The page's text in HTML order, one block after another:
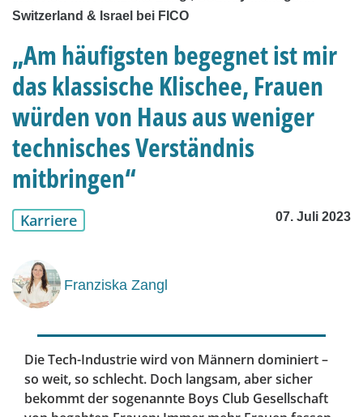
Switzerland & Israel bei FICO
„Am häufigsten begegnet ist mir
das klassische Klischee, Frauen
würden von Haus aus weniger
technisches Verständnis
mitbringen“
Karriere 07. Juli 2023
Franziska Zangl
Die Tech-Industrie wird von Männern dominiert –
so weit, so schlecht. Doch langsam, aber sicher
bekommt der sogenannte Boys Club Gesellschaft